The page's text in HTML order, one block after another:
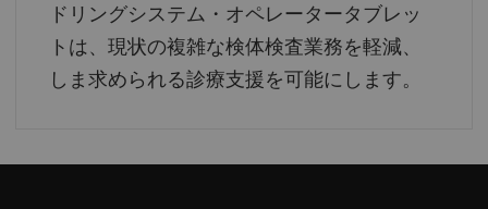
ドリングシステム・オペレータータブレッ
トは、現状の複雑な検体検査業務を軽減、
しま求められる診療支援を可能にします。